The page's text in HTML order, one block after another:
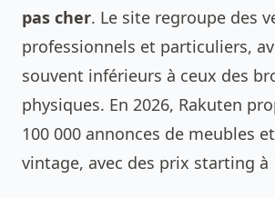
pas cher. Le site regroupe des
professionnels et particuliers,
souvent inférieurs à ceux des
physiques. En 2026, Rakuten
100 000 annonces de meubles
vintage, avec des prix starting à